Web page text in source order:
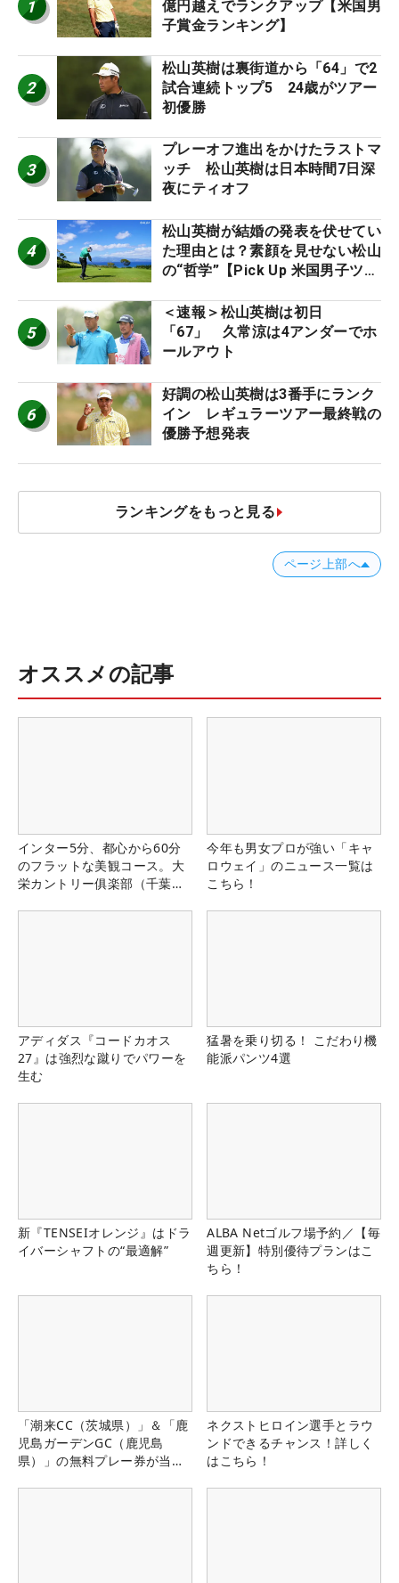
1
億円越えでランクアップ【米国男
子賞金ランキング】
2
松山英樹は裏街道から「64」で2
試合連続トップ5 24歳がツアー
初優勝
3
プレーオフ進出をかけたラストマ
ッチ 松山英樹は日本時間7日深
夜にティオフ
4
松山英樹が結婚の発表を伏せてい
た理由とは？素顔を見せない松山
の“哲学”【Pick Up 米国男子ツア
5
＜速報＞松山英樹は初日
「67」 久常涼は4アンダーでホ
ールアウト
6
好調の松山英樹は3番手にランク
イン レギュラーツアー最終戦の
優勝予想発表
ランキングをもっと見る
ページ上部へ
オススメの記事
インター5分、都心から60分
のフラットな美観コース。大
栄カントリー俱楽部（千葉
今年も男女プロが強い「キャ
ロウェイ」のニュース一覧は
こちら！
アディダス『コードカオス
27』は強烈な蹴りでパワーを
生む
猛暑を乗り切る！ こだわり機
能派パンツ4選
新『TENSEIオレンジ』はドラ
イバーシャフトの“最適解”
ALBA Netゴルフ場予約／【毎
週更新】特別優待プランはこ
ちら！
「潮来CC（茨城県）」＆「鹿
児島ガーデンGC（鹿児島
県）」の無料プレー券が当た
ネクストヒロイン選手とラウ
ンドできるチャンス！詳しく
はこちら！